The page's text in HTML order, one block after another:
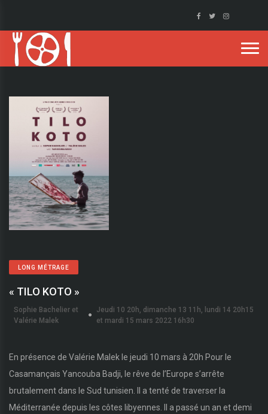
LONG MÉTRAGE
« TILO KOTO »
Sophie Bachelier et
Valérie Malek
Jeudi 10 20h, dimanche 13 11h, lundi 14 20h15
et mardi 15 mars 2022 16h30
En présence de Valérie Malek le jeudi 10 mars à 20h Pour le
Casamançais Yancouba Badji, le rêve de l’Europe s’arrête
brutalement dans le Sud tunisien. Il a tenté de traverser la
Méditerranée depuis les côtes libyennes. Il a passé un an et demi